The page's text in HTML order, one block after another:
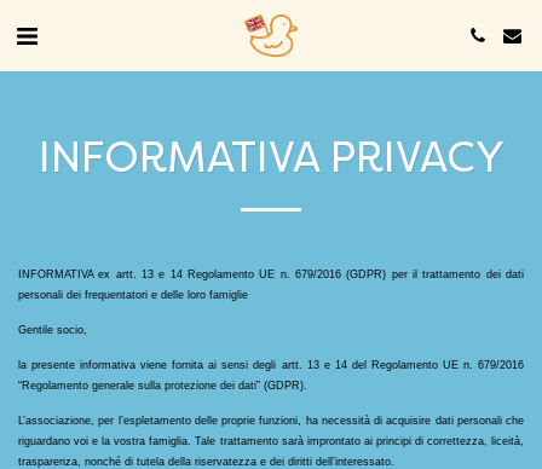
INFORMATIVA PRIVACY
INFORMATIVA ex artt. 13 e 14 Regolamento UE n. 679/2016 (GDPR) per il trattamento dei dati
personali dei frequentatori e delle loro famiglie
Gentile socio,
la presente informativa viene fornita ai sensi degli artt. 13 e 14 del Regolamento UE n. 679/2016
“Regolamento generale sulla protezione dei dati” (GDPR).
L’associazione, per l’espletamento delle proprie funzioni, ha necessità di acquisire dati personali che
riguardano voi e la vostra famiglia. Tale trattamento sarà improntato ai principi di correttezza, liceità,
trasparenza, nonché di tutela della riservatezza e dei diritti dell’interessato.